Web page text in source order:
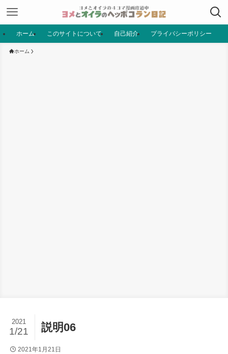
ホーム このサイトについて 自己紹介 プライバシーポリシー
ホーム
説明06
2021
1/21
2021年1月21日